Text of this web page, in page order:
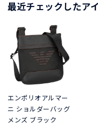
最近チェックしたア
エンポリオアルマー
ニ ショルダーバッグ
メンズ ブラック